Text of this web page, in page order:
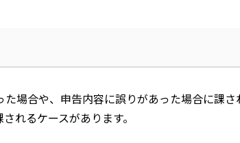
場合や、申告内容に誤りがあった場合に課
れるケースがあります。